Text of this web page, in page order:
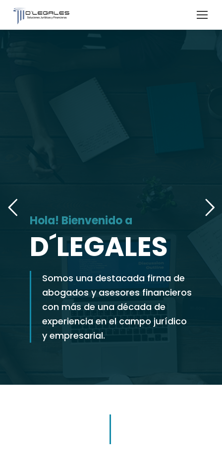
Hola! Bienvenido a
D´LEGALES
Somos una destacada firma de
abogados y asesores financieros
con más de una década de
experiencia en el campo jurídico
y empresarial.